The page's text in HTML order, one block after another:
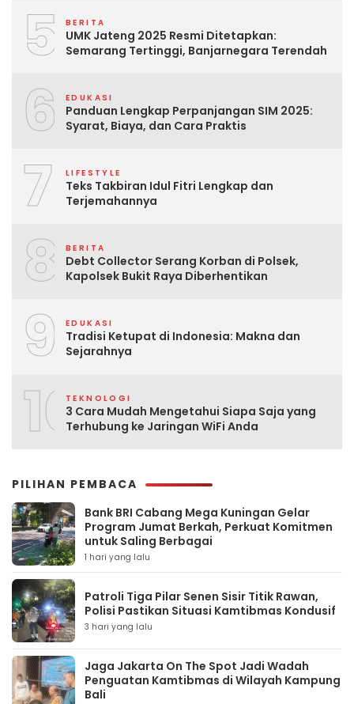
5 BERITA
UMK Jateng 2025 Resmi Ditetapkan:
Semarang Tertinggi, Banjarnegara Terendah
6 EDUKASI
Panduan Lengkap Perpanjangan SIM 2025:
Syarat, Biaya, dan Cara Praktis
7 LIFESTYLE
Teks Takbiran Idul Fitri Lengkap dan
Terjemahannya
8 BERITA
Debt Collector Serang Korban di Polsek,
Kapolsek Bukit Raya Diberhentikan
9 EDUKASI
Tradisi Ketupat di Indonesia: Makna dan
Sejarahnya
10TEKNOLOGI
3 Cara Mudah Mengetahui Siapa Saja yang
Terhubung ke Jaringan WiFi Anda
PILIHAN PEMBACA
Bank BRI Cabang Mega Kuningan Gelar
Program Jumat Berkah, Perkuat Komitmen
untuk Saling Berbagai
1 hari yang lalu
Patroli Tiga Pilar Senen Sisir Titik Rawan,
Polisi Pastikan Situasi Kamtibmas Kondusif
3 hari yang lalu
Jaga Jakarta On The Spot Jadi Wadah
Penguatan Kamtibmas di Wilayah Kampung
Bali